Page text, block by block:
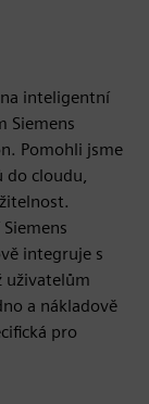
inteligentní
Siemens
Pomohli jsme
do cloudu,
integruje s
uživatelům
a nákladově
pro